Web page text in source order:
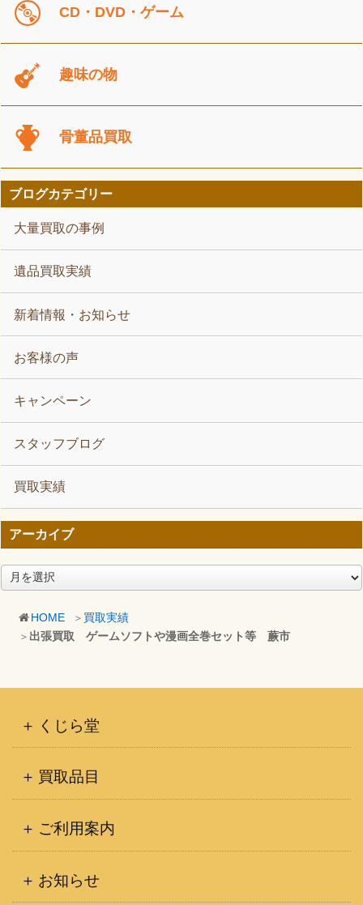
HOME
買取実績
出張買取 ゲームソフトや漫画全巻セット等 蕨市
CD・DVD・ゲーム
趣味の物
骨董品買取
ブログカテゴリー
大量買取の事例
遺品買取実績
新着情報・お知らせ
お客様の声
キャンペーン
スタッフブログ
買取実績
アーカイブ
ア
ー
くじら堂
買取品目
ご利用案内
お知らせ